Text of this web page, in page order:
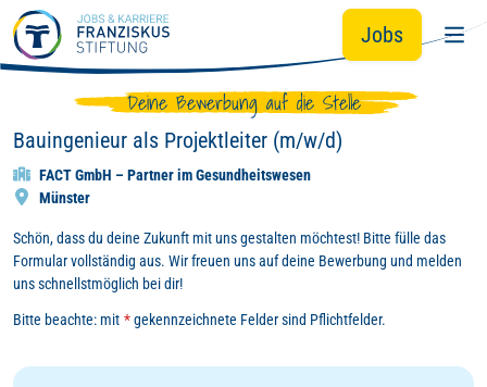
Zum Hauptinhalt springen Jobs
Deine Bewerbung auf die Stelle
Bauingenieur als Projektleiter (m/w/d)
FACT GmbH – Partner im Gesundheitswesen
Münster
Schön, dass du deine Zukunft mit uns gestalten möchtest! Bitte fülle das
Formular vollständig aus. Wir freuen uns auf deine Bewerbung und melden
uns schnellstmöglich bei dir!
Bitte beachte: mit *gekennzeichnete Felder sind Pflichtfelder.